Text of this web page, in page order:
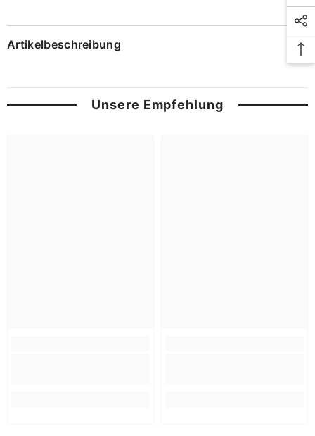
Artikelbeschreibung
Unsere Empfehlung